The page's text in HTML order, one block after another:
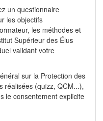
un questionnaire
les objectifs
les méthodes et
Supérieur des Élus
validant votre
sur la Protection des
réalisées (quizz, QCM...),
le consentement explicite